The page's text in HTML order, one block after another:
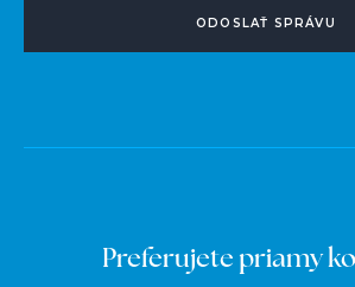
ODOSLAŤ SPRÁVU
Preferujete priamy